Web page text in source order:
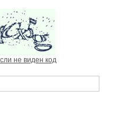
не виден код